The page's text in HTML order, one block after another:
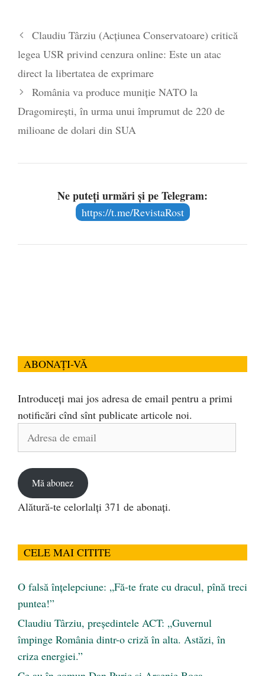
Claudiu Târziu (Acțiunea Conservatoare) critică
legea USR privind cenzura online: Este un atac
direct la libertatea de exprimare
România va produce muniție NATO la
Dragomirești, în urma unui împrumut de 220 de
milioane de dolari din SUA
Ne puteți urmări și pe Telegram:
https://t.me/RevistaRost
ABONAȚI-VĂ
Introduceți mai jos adresa de email pentru a primi
notificări cînd sînt publicate articole noi.
Mă abonez
Alătură-te celorlalți 371 de abonați.
CELE MAI CITITE
O falsă înțelepciune: „Fă-te frate cu dracul, pînă treci
puntea!”
Claudiu Târziu, președintele ACT: „Guvernul
împinge România dintr-o criză în alta. Astăzi, în
criza energiei.”